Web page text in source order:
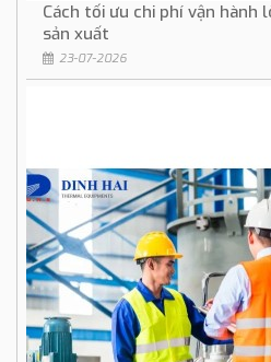
Cách tối ưu chi phí vận hành
sản xuất
23-07-2026